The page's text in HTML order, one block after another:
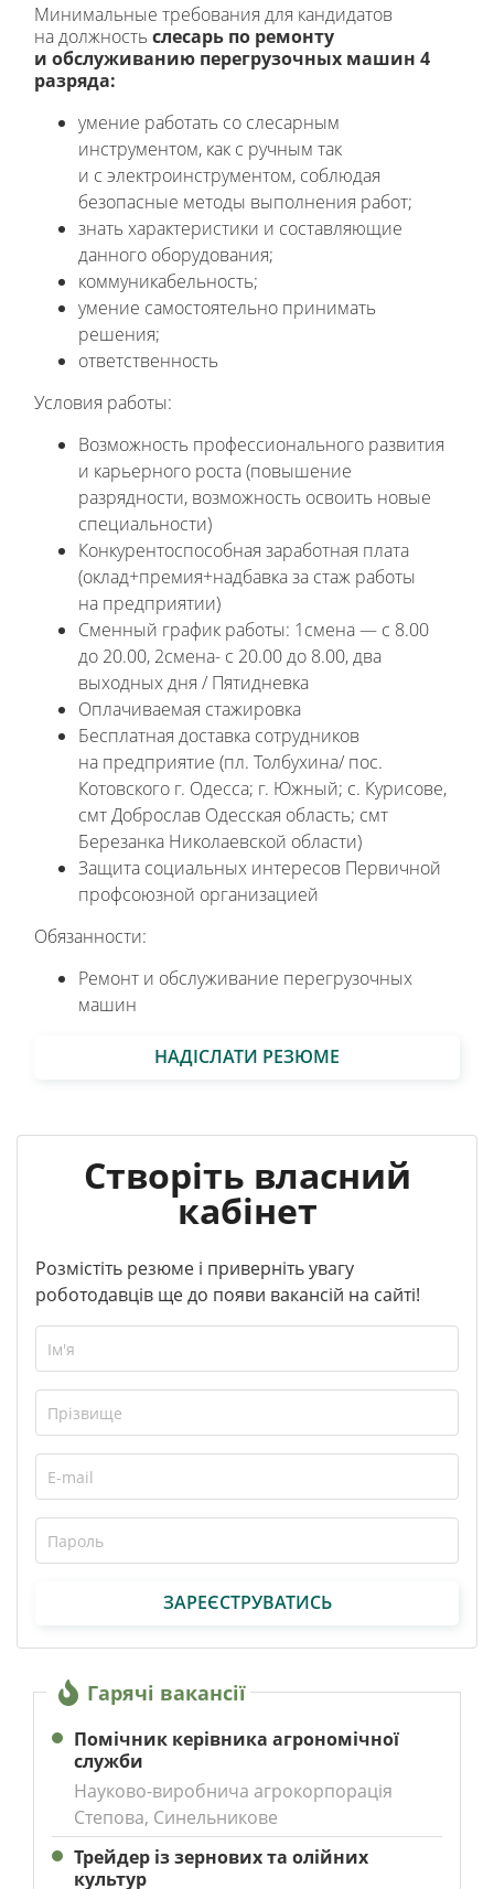
Минимальные требования для кандидатов
на должностьслесарь по ремонту
и обслуживанию перегрузочных машин 4
разряда:
умение работать со слесарным
инструментом, как с ручным так
и с электроинструментом, соблюдая
безопасные методы выполнения работ;
знать характеристики и составляющие
данного оборудования;
коммуникабельность;
умение самостоятельно принимать
решения;
ответственность
Условия работы:
Возможность профессионального развития
и карьерного роста (повышение
разрядности, возможность освоить новые
специальности)
Конкурентоспособная заработная плата
(оклад+премия+надбавка за стаж работы
на предприятии)
Сменный график работы: 1смена — с 8.00
до 20.00, 2смена- с 20.00 до 8.00, два
выходных дня / Пятидневка
Оплачиваемая стажировка
Бесплатная доставка сотрудников
на предприятие (пл. Толбухина/ пос.
Котовского г. Одесса; г. Южный; с. Курисове,
смт Доброслав Одесская область; смт
Березанка Николаевской области)
Защита социальных интересов Первичной
профсоюзной организацией
Обязанности:
Ремонт и обслуживание перегрузочных
машин
НАДІСЛАТИ РЕЗЮМЕ
Створіть власний
кабінет
Розмістіть резюме і приверніть увагу
роботодавців ще до появи вакансій на сайті!
ЗАРЕЄСТРУВАТИСЬ
Гарячі вакансії
Помічник керівника агрономічної
служби
Науково-виробнича агрокорпорація
Степова, Синельникове
Трейдер із зернових та олійних
культур